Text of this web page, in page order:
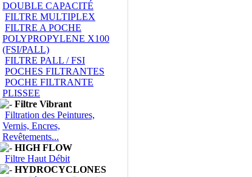
DOUBLE CAPACITÉ
FILTRE MULTIPLEX
FILTRE A POCHE
POLYPROPYLENE X100
(FSI/PALL)
FILTRE PALL / FSI
POCHES FILTRANTES
POCHE FILTRANTE
PLISSEE
Filtre Vibrant
Filtration des Peintures,
Vernis, Encres,
Revêtements...
HIGH FLOW
Filtre Haut Débit
HYDROCYCLONES